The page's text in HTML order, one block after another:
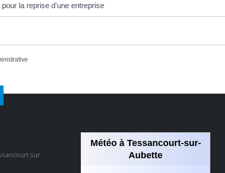
la reprise d'une entreprise
sur
Météo à Tessancourt-sur-
Aubette